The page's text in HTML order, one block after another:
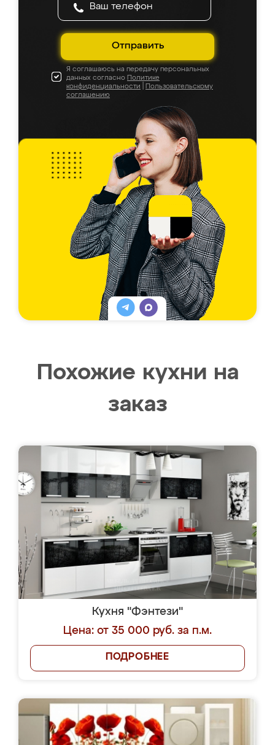
Отправить
Я соглашаюсь на передачу персональных
данных согласно Политике
конфиденциальности
Пользовательскому
соглашению
Похожие кухни на
заказ
Кухня "Фэнтези"
Цена: от 35 000 руб. за п.м.
ПОДРОБНЕЕ